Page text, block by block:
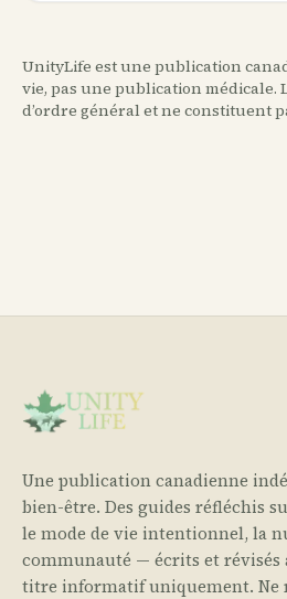
UnityLife est une publication
vie, pas une publication médicale.
d’ordre général et ne constituent
Une publication canadienne
bien-être. Des guides réfléchis
le mode de vie intentionnel, la
communauté — écrits et révisés
titre informatif uniquement. Ne